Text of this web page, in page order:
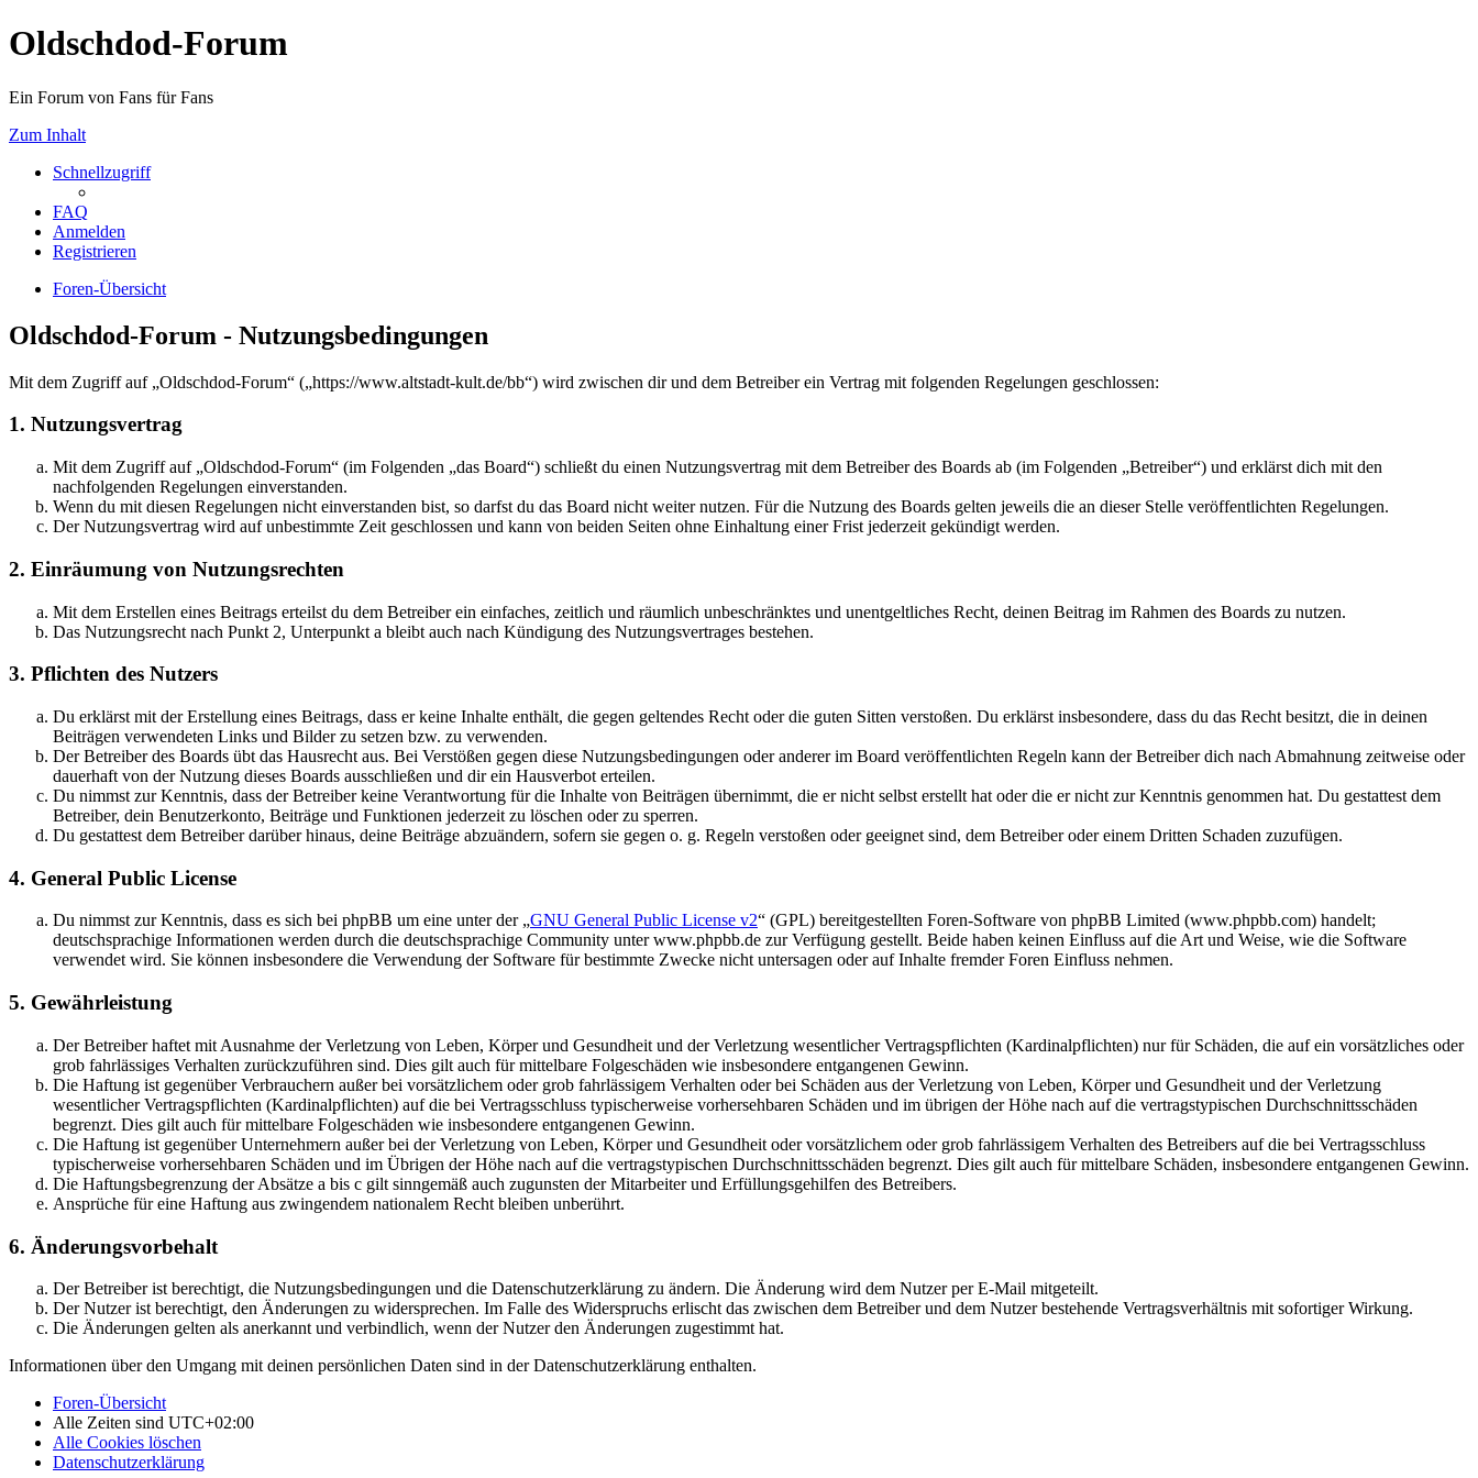
Oldschdod-Forum
Ein Forum von Fans für Fans
Zum Inhalt
Schnellzugriff
FAQ
Anmelden
Registrieren
Foren-Übersicht
Oldschdod-Forum - Nutzungsbedingungen
Mit dem Zugriff auf „Oldschdod-Forum“ („https://www.altstadt-kult.de/bb“) wird zwischen dir und dem Betreiber ein Vertrag mit folgenden Regelungen geschlossen:
1. Nutzungsvertrag
Mit dem Zugriff auf „Oldschdod-Forum“ (im Folgenden „das Board“) schließt du einen Nutzungsvertrag mit dem Betreiber des Boards ab (im Folgenden „Betreiber“) und erklärst dich mit den
nachfolgenden Regelungen einverstanden.
Wenn du mit diesen Regelungen nicht einverstanden bist, so darfst du das Board nicht weiter nutzen. Für die Nutzung des Boards gelten jeweils die an dieser Stelle veröffentlichten Regelungen.
Der Nutzungsvertrag wird auf unbestimmte Zeit geschlossen und kann von beiden Seiten ohne Einhaltung einer Frist jederzeit gekündigt werden.
2. Einräumung von Nutzungsrechten
Mit dem Erstellen eines Beitrags erteilst du dem Betreiber ein einfaches, zeitlich und räumlich unbeschränktes und unentgeltliches Recht, deinen Beitrag im Rahmen des Boards zu nutzen.
Das Nutzungsrecht nach Punkt 2, Unterpunkt a bleibt auch nach Kündigung des Nutzungsvertrages bestehen.
3. Pflichten des Nutzers
Du erklärst mit der Erstellung eines Beitrags, dass er keine Inhalte enthält, die gegen geltendes Recht oder die guten Sitten verstoßen. Du erklärst insbesondere, dass du das Recht besitzt, die in deinen
Beiträgen verwendeten Links und Bilder zu setzen bzw. zu verwenden.
Der Betreiber des Boards übt das Hausrecht aus. Bei Verstößen gegen diese Nutzungsbedingungen oder anderer im Board veröffentlichten Regeln kann der Betreiber dich nach Abmahnung zeitweise oder
dauerhaft von der Nutzung dieses Boards ausschließen und dir ein Hausverbot erteilen.
Du nimmst zur Kenntnis, dass der Betreiber keine Verantwortung für die Inhalte von Beiträgen übernimmt, die er nicht selbst erstellt hat oder die er nicht zur Kenntnis genommen hat. Du gestattest dem
Betreiber, dein Benutzerkonto, Beiträge und Funktionen jederzeit zu löschen oder zu sperren.
Du gestattest dem Betreiber darüber hinaus, deine Beiträge abzuändern, sofern sie gegen o. g. Regeln verstoßen oder geeignet sind, dem Betreiber oder einem Dritten Schaden zuzufügen.
4. General Public License
Du nimmst zur Kenntnis, dass es sich bei phpBB um eine unter der „GNU General Public License v2“ (GPL) bereitgestellten Foren-Software von phpBB Limited (www.phpbb.com) handelt;
deutschsprachige Informationen werden durch die deutschsprachige Community unter www.phpbb.de zur Verfügung gestellt. Beide haben keinen Einfluss auf die Art und Weise, wie die Software
verwendet wird. Sie können insbesondere die Verwendung der Software für bestimmte Zwecke nicht untersagen oder auf Inhalte fremder Foren Einfluss nehmen.
5. Gewährleistung
Der Betreiber haftet mit Ausnahme der Verletzung von Leben, Körper und Gesundheit und der Verletzung wesentlicher Vertragspflichten (Kardinalpflichten) nur für Schäden, die auf ein vorsätzliches oder
grob fahrlässiges Verhalten zurückzuführen sind. Dies gilt auch für mittelbare Folgeschäden wie insbesondere entgangenen Gewinn.
Die Haftung ist gegenüber Verbrauchern außer bei vorsätzlichem oder grob fahrlässigem Verhalten oder bei Schäden aus der Verletzung von Leben, Körper und Gesundheit und der Verletzung
wesentlicher Vertragspflichten (Kardinalpflichten) auf die bei Vertragsschluss typischerweise vorhersehbaren Schäden und im übrigen der Höhe nach auf die vertragstypischen Durchschnittsschäden
begrenzt. Dies gilt auch für mittelbare Folgeschäden wie insbesondere entgangenen Gewinn.
Die Haftung ist gegenüber Unternehmern außer bei der Verletzung von Leben, Körper und Gesundheit oder vorsätzlichem oder grob fahrlässigem Verhalten des Betreibers auf die bei Vertragsschluss
typischerweise vorhersehbaren Schäden und im Übrigen der Höhe nach auf die vertragstypischen Durchschnittsschäden begrenzt. Dies gilt auch für mittelbare Schäden, insbesondere entgangenen Gewinn.
Die Haftungsbegrenzung der Absätze a bis c gilt sinngemäß auch zugunsten der Mitarbeiter und Erfüllungsgehilfen des Betreibers.
Ansprüche für eine Haftung aus zwingendem nationalem Recht bleiben unberührt.
6. Änderungsvorbehalt
Der Betreiber ist berechtigt, die Nutzungsbedingungen und die Datenschutzerklärung zu ändern. Die Änderung wird dem Nutzer per E-Mail mitgeteilt.
Der Nutzer ist berechtigt, den Änderungen zu widersprechen. Im Falle des Widerspruchs erlischt das zwischen dem Betreiber und dem Nutzer bestehende Vertragsverhältnis mit sofortiger Wirkung.
Die Änderungen gelten als anerkannt und verbindlich, wenn der Nutzer den Änderungen zugestimmt hat.
Informationen über den Umgang mit deinen persönlichen Daten sind in der Datenschutzerklärung enthalten.
Foren-Übersicht
Alle Zeiten sind UTC+02:00
Alle Cookies löschen
Datenschutzerklärung